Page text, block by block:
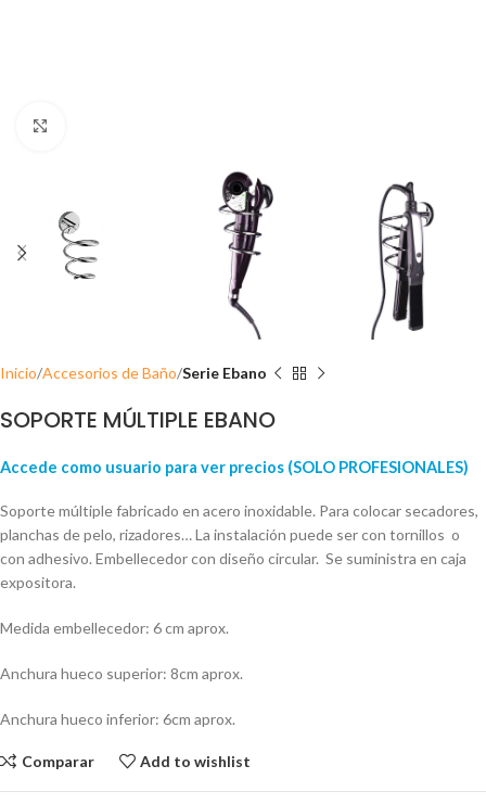
Inicio Accesorios de Baño Serie Ebano
SOPORTE MÚLTIPLE EBANO
Accede como usuario para ver precios (SOLO PROFESIONALES)
Soporte múltiple fabricado en acero inoxidable. Para colocar secadores,
planchas de pelo, rizadores… La instalación puede ser con tornillos o
con adhesivo. Embellecedor con diseño circular. Se suministra en caja
expositora.
Medida embellecedor: 6 cm aprox.
Anchura hueco superior: 8cm aprox.
Anchura hueco inferior: 6cm aprox.
Comparar Add to wishlist